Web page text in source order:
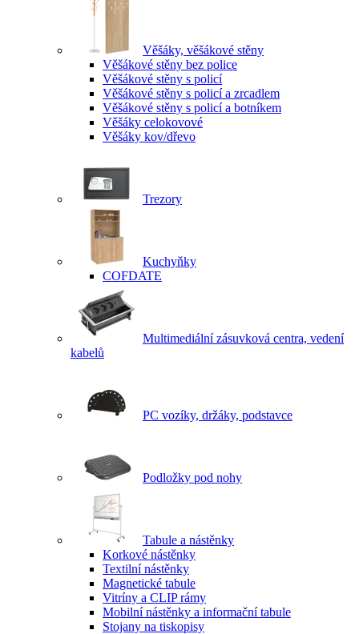
Věšáky, věšákové stěny
Věšákové stěny bez police
Věšákové stěny s policí
Věšákové stěny s policí a zrcadlem
Věšákové stěny s policí a botníkem
Věšáky celokovové
Věšáky kov/dřevo
Trezory
Kuchyňky
COFDATE
Multimediální zásuvková centra, vedení
kabelů
PC vozíky, držáky, podstavce
Podložky pod nohy
Tabule a nástěnky
Korkové nástěnky
Textilní nástěnky
Magnetické tabule
Vitríny a CLIP rámy
Mobilní nástěnky a informační tabule
Stojany na tiskopisy